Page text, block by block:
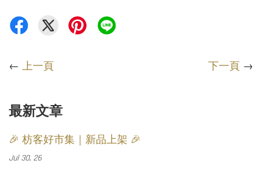
← 上一頁 下一頁 →
最新文章
🎉 枋客好市集｜新品上架 🎉
Jul 30, 26